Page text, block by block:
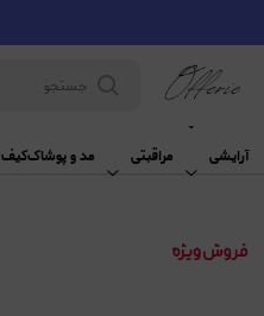
آرایشی مراقبتی مد و پوشاککیف